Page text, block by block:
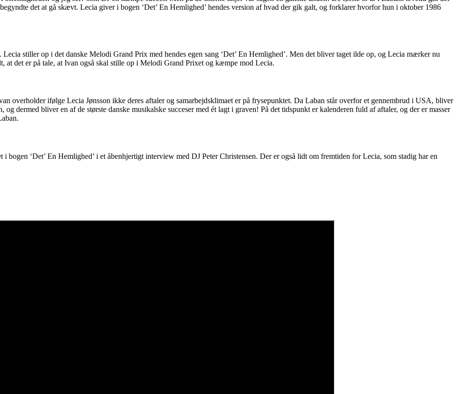
det at gå skævt. Lecia giver i bogen ‘Det’ En Hemlighed’ hendes version af hvad der gik galt, og forklarer hvorfor hun i oktober 1986
stiller op i det danske Melodi Grand Prix med hendes egen sang ‘Det’ En Hemlighed’. Men det bliver taget ilde op, og Lecia mærker nu
at det er på tale, at Ivan også skal stille op i Melodi Grand Prixet og kæmpe mod Lecia.
overholder ifølge Lecia Jønsson ikke deres aftaler og samarbejdsklimaet er på frysepunktet. Da Laban står overfor et gennembrud i USA, bliver
dermed bliver en af de største danske musikalske succeser med ét lagt i graven! På det tidspunkt er kalenderen fuld af aftaler, og der er masser
‘Det’ En Hemlighed’ i et åbenhjertigt interview med DJ Peter Christensen. Der er også lidt om fremtiden for Lecia, som stadig har en